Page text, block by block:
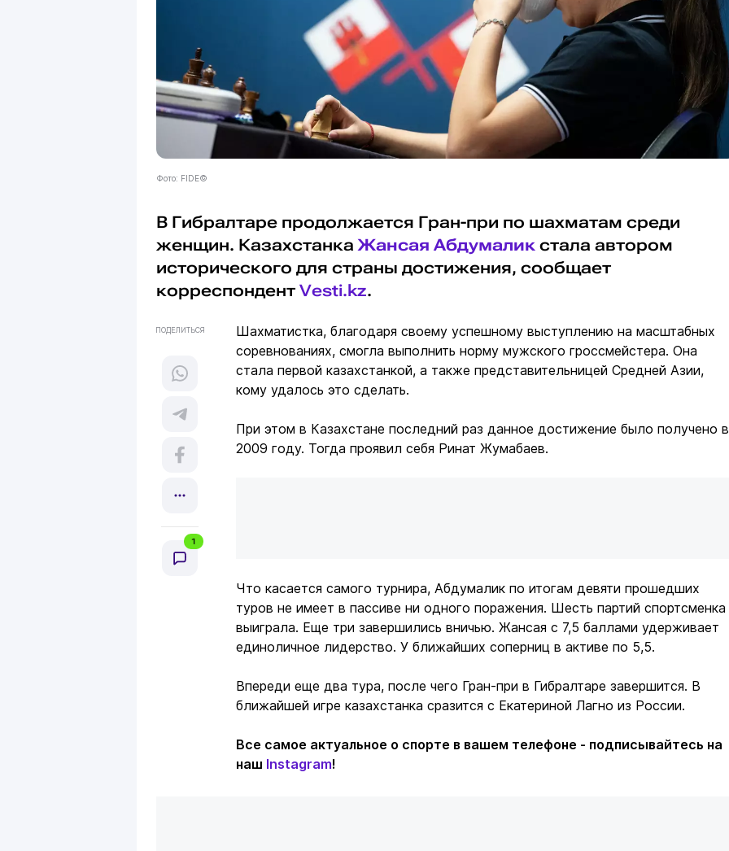
Фото: FIDE©
В Гибралтаре продолжается Гран-при по шахматам среди
женщин. КазахстанкаЖансая Абдумалик стала автором
исторического для страны достижения, сообщает
корреспондент Vesti.kz.
ПОДЕЛИТЬСЯ
1
Шахматистка, благодаря своему успешному выступлению на масштабных
соревнованиях, смогла выполнить норму мужского гроссмейстера. Она
стала первой казахстанкой, а также представительницей Средней Азии,
кому удалось это сделать.
При этом в Казахстане последний раз данное достижение было получено в
2009 году. Тогда проявил себя Ринат Жумабаев.
Что касается самого турнира, Абдумалик по итогам девяти прошедших
туров не имеет в пассиве ни одного поражения. Шесть партий спортсменка
выиграла. Еще три завершились вничью. Жансая с 7,5 баллами удерживает
единоличное лидерство. У ближайших соперниц в активе по 5,5.
Впереди еще два тура, после чего Гран-при в Гибралтаре завершится. В
ближайшей игре казахстанка сразится с Екатериной Лагно из России.
Все самое актуальное о спорте в вашем телефоне - подписывайтесь на
наш Instagram!